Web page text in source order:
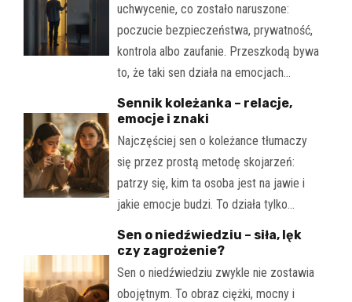
uchwycenie, co zostało naruszone:
poczucie bezpieczeństwa, prywatność,
kontrola albo zaufanie. Przeszkodą bywa
to, że taki sen działa na emocjach…
Sennik koleżanka – relacje,
emocje i znaki
Najczęściej sen o koleżance tłumaczy
się przez prostą metodę skojarzeń:
patrzy się, kim ta osoba jest na jawie i
jakie emocje budzi. To działa tylko…
Sen o niedźwiedziu – siła, lęk
czy zagrożenie?
Sen o niedźwiedziu zwykle nie zostawia
obojętnym. To obraz ciężki, mocny i